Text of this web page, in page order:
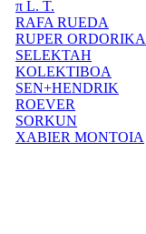
π L. T.
RAFA RUEDA
RUPER ORDORIKA
SELEKTAH
KOLEKTIBOA
SEN+HENDRIK
ROEVER
SORKUN
XABIER MONTOIA